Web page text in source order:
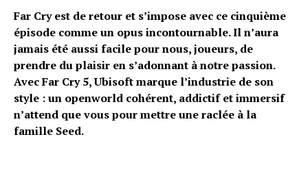
Far Cry est de retour et s’impose avec ce cinquième
épisode comme un opus incontournable. Il n’aura
jamais été aussi facile pour nous, joueurs, de
prendre du plaisir en s’adonnant à notre passion.
Avec Far Cry 5, Ubisoft marque l’industrie de son
style : un openworld cohérent, addictif et immersif
n’attend que vous pour mettre une raclée à la
famille Seed.